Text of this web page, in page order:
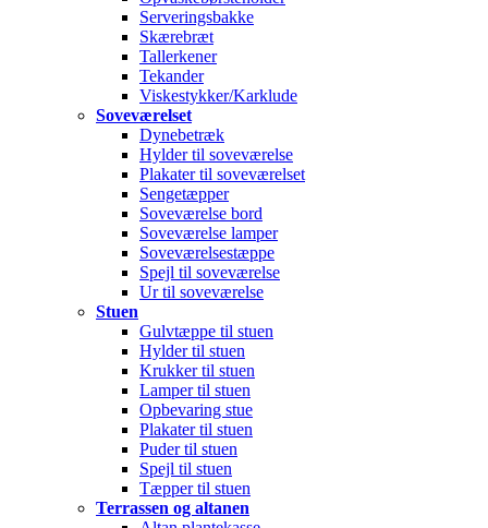
Serveringsbakke
Skærebræt
Tallerkener
Tekander
Viskestykker/Karklude
Soveværelset
Dynebetræk
Hylder til soveværelse
Plakater til soveværelset
Sengetæpper
Soveværelse bord
Soveværelse lamper
Soveværelsestæppe
Spejl til soveværelse
Ur til soveværelse
Stuen
Gulvtæppe til stuen
Hylder til stuen
Krukker til stuen
Lamper til stuen
Opbevaring stue
Plakater til stuen
Puder til stuen
Spejl til stuen
Tæpper til stuen
Terrassen og altanen